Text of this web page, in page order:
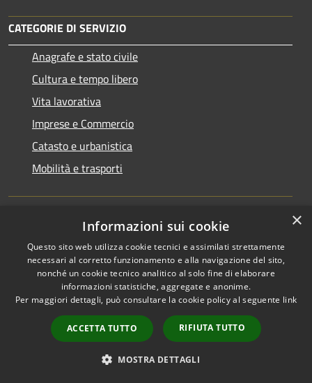
CATEGORIE DI SERVIZIO
Anagrafe e stato civile
Cultura e tempo libero
Vita lavorativa
Imprese e Commercio
Catasto e urbanistica
Mobilità e trasporti
Educazione e formazione
Giustizia e sicurezza pubblica
Tributi,finanze e contravvenzioni
Salute, benessere e assistenza
Autorizzazioni
×
Informazioni sui cookie
Questo sito web utilizza cookie tecnici e assimilati strettamente
necessari al corretto funzionamento e alla navigazione del sito,
nonché un cookie tecnico analitico al solo fine di elaborare
informazioni statistiche, aggregate e anonime.
Per maggiori dettagli, può consultare la cookie policy al seguente link
ACCETTA TUTTO RIFIUTA TUTTO
MOSTRA DETTAGLI